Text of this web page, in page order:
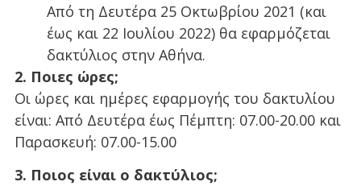
Από τη Δευτέρα 25 Οκτωβρίου 2021 (και
έως και 22 Ιουλίου 2022) θα εφαρμόζεται
δακτύλιος στην Αθήνα.
2. Ποιες ώρες;
Οι ώρες και ημέρες εφαρμογής του δακτυλίου
είναι: Από Δευτέρα έως Πέμπτη: 07.00-20.00 και
Παρασκευή: 07.00-15.00
3. Ποιος είναι ο δακτύλιος;